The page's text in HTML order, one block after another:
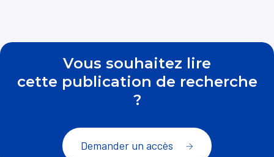
Vous souhaitez lire
cette publication de recherche
?
Demander un accès